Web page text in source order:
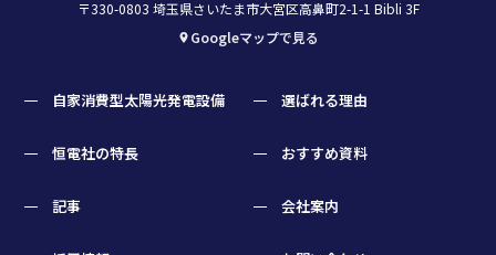
〒330-0803 埼玉県さいたま市大宮区高鼻町2-1-1 Bibli 3F
Googleマップで見る
自家消費型太陽光発電設備 選ばれる理由
恒電社の特長 おすすめ資料
記事 会社案内